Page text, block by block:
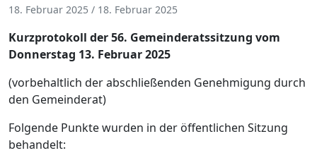
18. Februar 2025 / 18. Februar 2025
Kurzprotokoll der 56. Gemeinderatssitzung vom
Donnerstag 13. Februar 2025
(vorbehaltlich der abschließenden Genehmigung durch
den Gemeinderat)
Folgende Punkte wurden in der öffentlichen Sitzung
behandelt: